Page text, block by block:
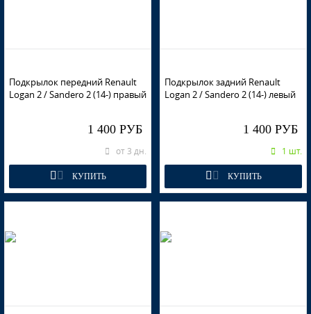
RPG - DIPLOMAT
Подкрылок передний Renault
Logan 2 / Sandero 2 (14-) правый
1 400 РУБ
от 3 дн.
КУПИТЬ
Подкрылок задний Renault
Logan 2 / Sandero 2 (14-) левый
1 400 РУБ
1 шт.
КУПИТЬ